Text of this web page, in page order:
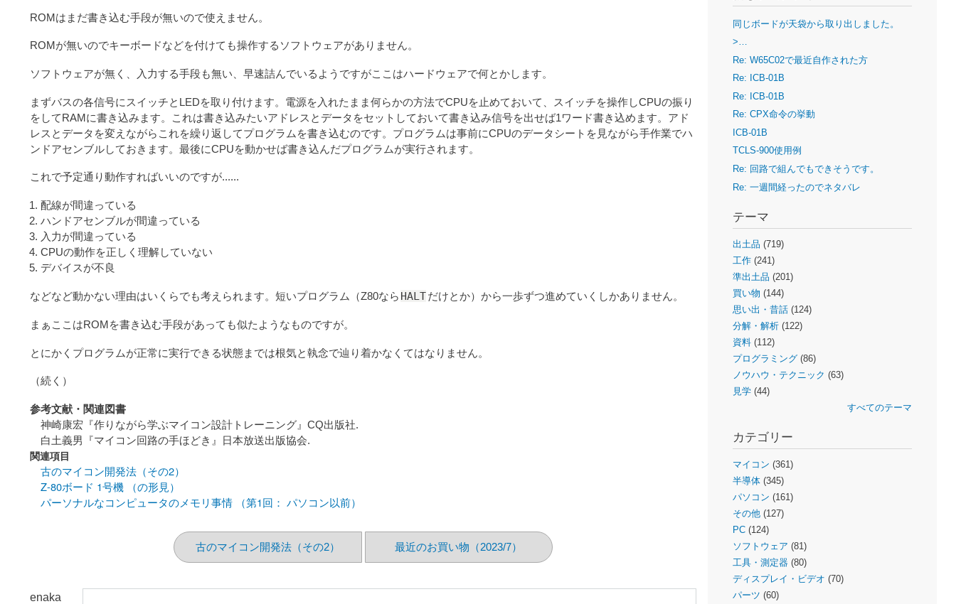
ROMはまだ書き込む手段が無いので使えません。
ROMが無いのでキーボードなどを付けても操作するソフトウェアがありません。
ソフトウェアが無く、入力する手段も無い、早速詰んでいるようですがここはハードウェアで何とかします。
まずバスの各信号にスイッチとLEDを取り付けます。電源を入れたまま何らかの方法でCPUを止めておいて、スイッチを操作しCPUの振り
をしてRAMに書き込みます。これは書き込みたいアドレスとデータをセットしておいて書き込み信号を出せば1ワード書き込めます。アド
レスとデータを変えながらこれを繰り返してプログラムを書き込むのです。プログラムは事前にCPUのデータシートを見ながら手作業でハ
ンドアセンブルしておきます。最後にCPUを動かせば書き込んだプログラムが実行されます。
これで予定通り動作すればいいのですが......
配線が間違っている
ハンドアセンブルが間違っている
入力が間違っている
CPUの動作を正しく理解していない
デバイスが不良
などなど動かない理由はいくらでも考えられます。短いプログラム（Z80なら HALTだけとか）から一歩ずつ進めていくしかありません。
まぁここはROMを書き込む手段があっても似たようなものですが。
とにかくプログラムが正常に実行できる状態までは根気と執念で辿り着かなくてはなりません。
（続く）
参考文献・関連図書
神崎康宏『作りながら学ぶマイコン設計トレーニング』CQ出版社.
白土義男『マイコン回路の手ほどき』日本放送出版協会.
関連項目
古のマイコン開発法（その2）
Z-80ボード 1号機 （の形見）
パーソナルなコンピュータのメモリ事情 （第1回： パソコン以前）
古のマイコン開発法（その2） 最近のお買い物（2023/7）
enaka
同じボードが天袋から取り出しました。
>…
Re: W65C02で最近自作された方
Re: ICB-01B
Re: ICB-01B
Re: CPX命令の挙動
ICB-01B
TCLS-900使用例
Re: 回路で組んでもできそうです。
Re: 一週間経ったのでネタバレ
テーマ
出土品 (719)
工作(241)
準出土品 (201)
買い物 (144)
思い出・昔話(124)
分解・解析(122)
資料(112)
プログラミング(86)
ノウハウ・テクニック (63)
見学(44)
すべてのテーマ
カテゴリー
マイコン (361)
半導体(345)
パソコン (161)
その他(127)
PC(124)
ソフトウェア (81)
工具・測定器(80)
ディスプレイ・ビデオ (70)
パーツ (60)